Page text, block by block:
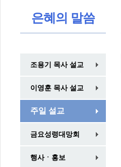
은혜의 말씀
조용기 목사 설교
이영훈 목사 설교
주일 설교
금요성령대망회
행사ㆍ홍보